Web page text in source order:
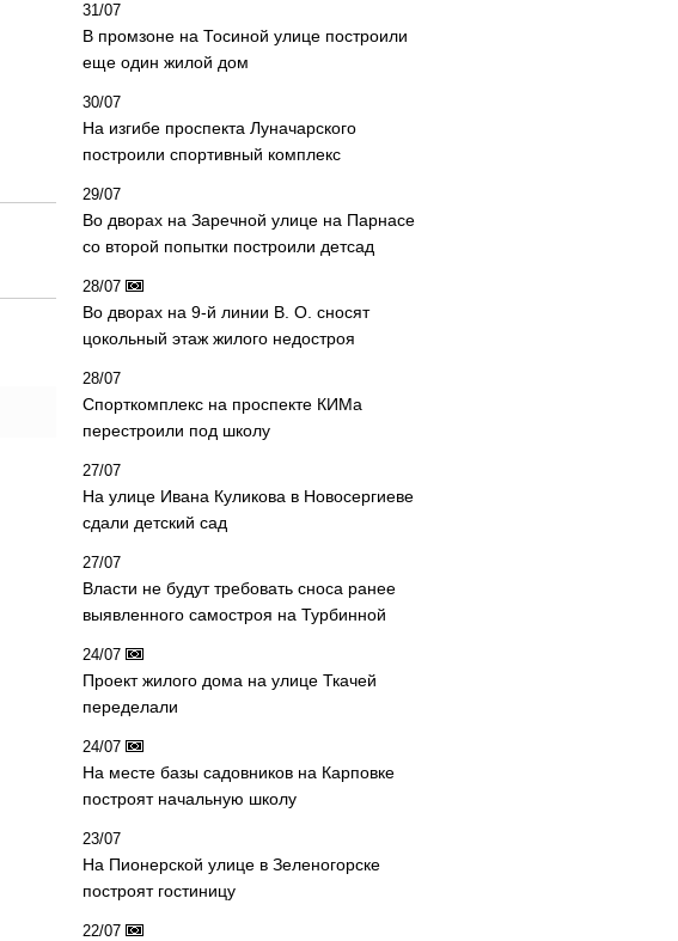
31/07
В промзоне на Тосиной улице построили
еще один жилой дом
30/07
На изгибе проспекта Луначарского
построили спортивный комплекс
29/07
Во дворах на Заречной улице на Парнасе
со второй попытки построили детсад
28/07
Во дворах на 9-й линии В. О. сносят
цокольный этаж жилого недостроя
28/07
Спорткомплекс на проспекте КИМа
перестроили под школу
27/07
На улице Ивана Куликова в Новосергиеве
сдали детский сад
27/07
Власти не будут требовать сноса ранее
выявленного самостроя на Турбинной
24/07
Проект жилого дома на улице Ткачей
переделали
24/07
На месте базы садовников на Карповке
построят начальную школу
23/07
На Пионерской улице в Зеленогорске
построят гостиницу
22/07